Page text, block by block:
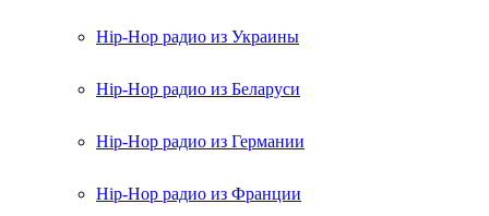
Hip-Hop радио из Украины
Hip-Hop радио из Беларуси
Hip-Hop радио из Германии
Hip-Hop радио из Франции